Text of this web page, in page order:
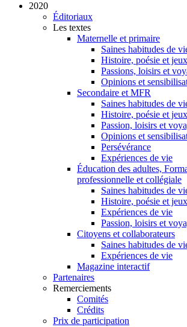
2020
Éditoriaux
Les textes
Maternelle et primaire
Saines habitudes de
Histoire, poésie et jeux
Passions, loisirs et
Opinions et
Secondaire et MFR
Saines habitudes de
Histoire, poésie et jeux
Passion, loisirs et
Opinions et
Persévérance
Expériences de vie
Éducation des adultes,
professionnelle et collégiale
Saines habitudes de
Histoire, poésie et jeux
Expériences de vie
Passion, loisirs et
Citoyens et collaborateurs
Saines habitudes de
Expériences de vie
Magazine interactif
Partenaires
Remerciements
Comités
Crédits
Prix de participation